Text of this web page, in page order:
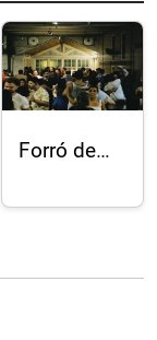
Forró de
descalço
criação"